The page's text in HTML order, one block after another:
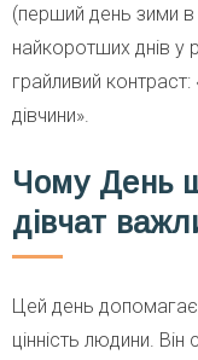
(перший день зими в
найкоротших днів
грайливий
дівчини».
Чому День
дівчат
Цей день допомагає
цінність людини.